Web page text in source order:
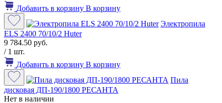
Добавить в корзину В корзину
Электропила
ELS 2400 70/10/2 Huter
9 784.50 руб.
/ 1 шт.
Добавить в корзину В корзину
Пила
дисковая ДП-190/1800 РЕСАНТА
Нет в наличии